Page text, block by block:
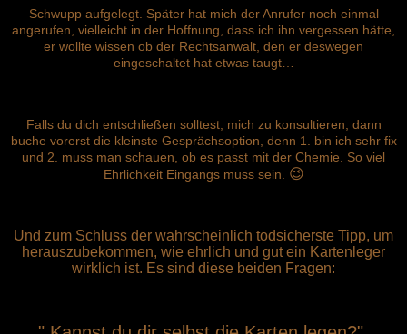
Schwupp aufgelegt. Später hat mich der Anrufer noch einmal
angerufen, vielleicht in der Hoffnung, dass ich ihn vergessen hätte,
er wollte wissen ob der Rechtsanwalt, den er deswegen
eingeschaltet hat etwas taugt…
Falls du dich entschließen solltest, mich zu konsultieren, dann
buche vorerst die kleinste Gesprächsoption, denn 1. bin ich sehr fix
und 2. muss man schauen, ob es passt mit der Chemie. So viel
Ehrlichkeit Eingangs muss sein. 😉
Und zum Schluss der wahrscheinlich todsicherste Tipp, um
herauszubekommen, wie ehrlich und gut ein Kartenleger
wirklich ist. Es sind diese beiden Fragen: